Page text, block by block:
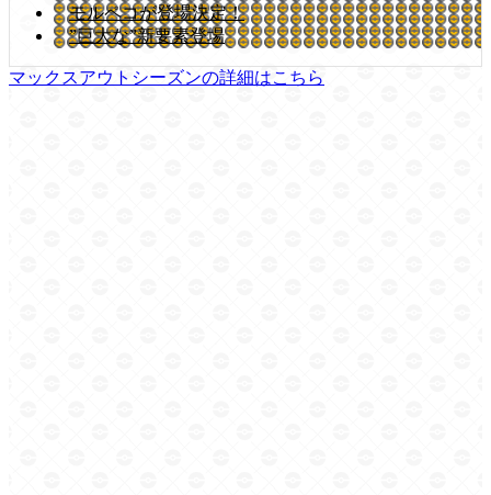
モルペコが登場決定！
”巨大な”新要素登場
マックスアウトシーズンの詳細はこちら